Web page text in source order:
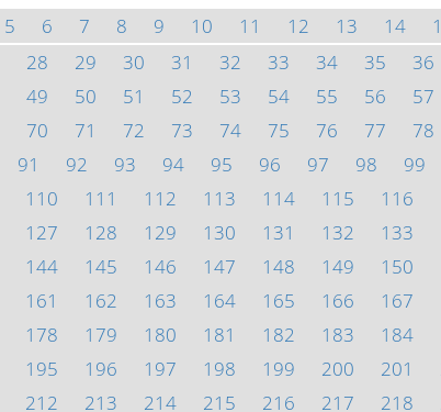
5 6 7 8 9 10 11 12 13 14
28 29 30 31 32 33 34 35 36
49 50 51 52 53 54 55 56 57
70 71 72 73 74 75 76 77 78
91 92 93 94 95 96 97 98 99
110 111 112 113 114 115 116
127 128 129 130 131 132 133
144 145 146 147 148 149 150
161 162 163 164 165 166 167
178 179 180 181 182 183 184
195 196 197 198 199 200 201
212 213 214 215 216 217 218